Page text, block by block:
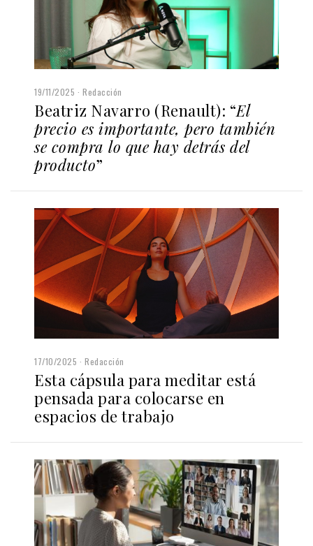
19/11/2025 Redacción
Beatriz Navarro (Renault): “El
precio es importante, pero también
se compra lo que hay detrás del
producto”
17/10/2025 Redacción
Esta cápsula para meditar está
pensada para colocarse en
espacios de trabajo